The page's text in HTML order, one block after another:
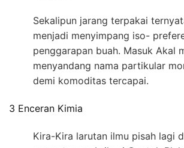
Sekalipun jarang terpakai
menjadi menyimpang iso-
penggarapan buah. Masuk Akal
menyandang nama partikular
demi komoditas tercapai.
3 Enceran Kimia
Kira-Kira larutan ilmu pisah lagi